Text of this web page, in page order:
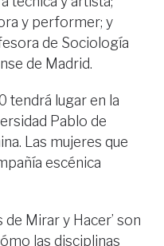
y performer; y
de Sociología
de Madrid.
tendrá lugar en la
Pablo de
Las mujeres que
escénica
de Mirar y Hacer’ son
las disciplinas